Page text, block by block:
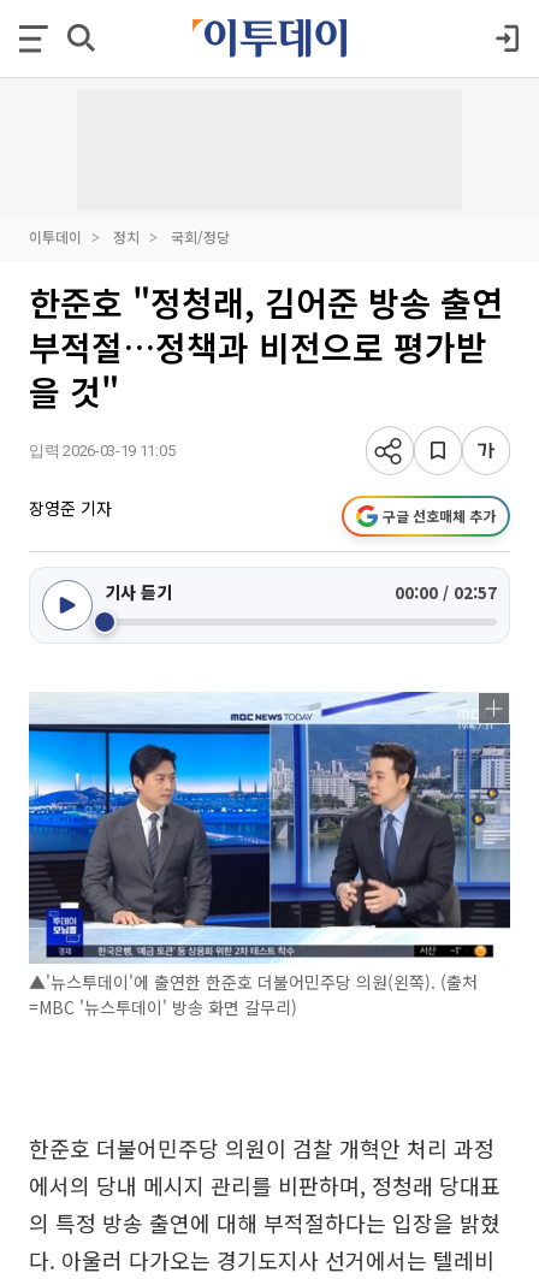
이투데이 정치 국회/정당
한준호 "정청래, 김어준 방송 출연
부적절…정책과 비전으로 평가받
을 것"
입력 2026-03-19 11:05
장영준 기자 구글 선호매체 추가
기사 듣기 00:00 / 02:57
▲'뉴스투데이'에 출연한 한준호 더불어민주당 의원(왼쪽). (출처
=MBC '뉴스투데이' 방송 화면 갈무리)
한준호 더불어민주당 의원이 검찰 개혁안 처리 과정
에서의 당내 메시지 관리를 비판하며, 정청래 당대표
의 특정 방송 출연에 대해 부적절하다는 입장을 밝혔
다. 아울러 다가오는 경기도지사 선거에서는 텔레비